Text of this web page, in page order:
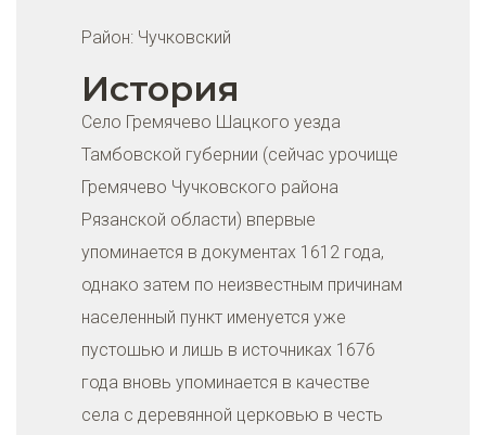
Район: Чучковский
История
Село Гремячево Шацкого уезда
Тамбовской губернии (сейчас урочище
Гремячево Чучковского района
Рязанской области) впервые
упоминается в документах 1612 года,
однако затем по неизвестным причинам
населенный пункт именуется уже
пустошью и лишь в источниках 1676
года вновь упоминается в качестве
села с деревянной церковью в честь